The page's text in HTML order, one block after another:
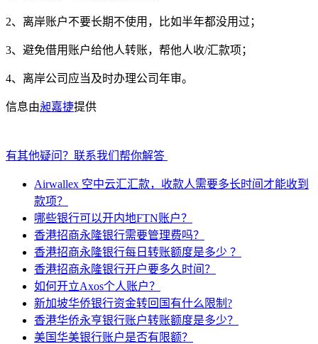
2、离岸账户不要长期不使用，比如半年都没用过；
3、避免借用账户给他人转账，帮他人收/汇款项；
4、离岸公司应当及时办理公司年审。
信息由昶嘉捷提供
有其他疑问？联系我们帮你解答
Airwallex 空中云汇汇款，收款人需要多长时间才能收到
款项？
哪些银行可以开内地FTN账户？
香港招商永隆银行需要管理费吗？
香港招商永隆银行每日转账额度是多少 ？
香港招商永隆银行开户要多久时间？
如何开立Axos个人账户？
新加坡华侨银行资金转回国有什么限制?
香港华侨永亨银行账户转账额度是多少？
美国华美银行账户是否有限额？